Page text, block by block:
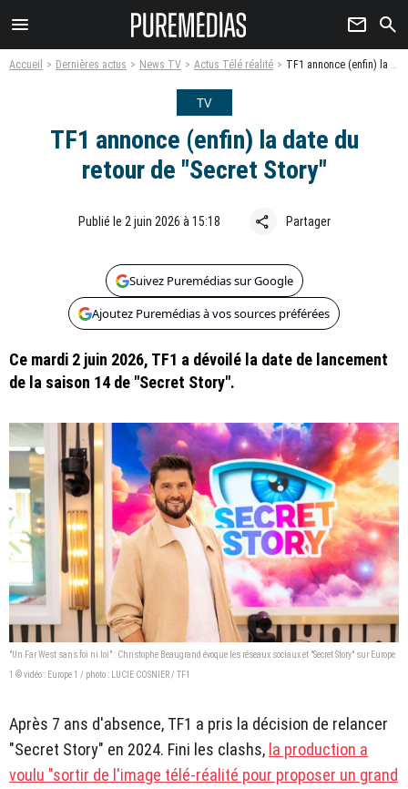
menu newsletter search
Accueil Dernières actus News TV Actus Télé réalité TF1 annonce (enfin) la date du retour de "Secret Story"
TV
TF1 annonce (enfin) la date du
retour de "Secret Story"
Publié le 2 juin 2026 à 15:18 share Partager
Suivez Puremédias sur Google
Ajoutez Puremédias à vos sources préférées
Ce mardi 2 juin 2026, TF1 a dévoilé la date de lancement
de la saison 14 de "Secret Story".
"Un Far West sans foi ni loi" : Christophe Beaugrand évoque les réseaux sociaux et "Secret Story" sur Europe
1 © vidéo : Europe 1 / photo : LUCIE COSNIER / TF1
Après 7 ans d'absence, TF1 a pris la décision de relancer
"Secret Story" en 2024. Fini les clashs, la production a
voulu "sortir de l'image télé-réalité pour proposer un grand